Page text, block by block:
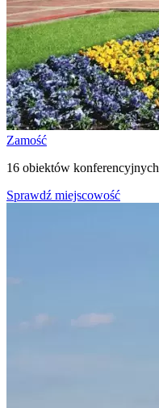
Zamość
16 obiektów konferencyjnych
Sprawdź miejscowość